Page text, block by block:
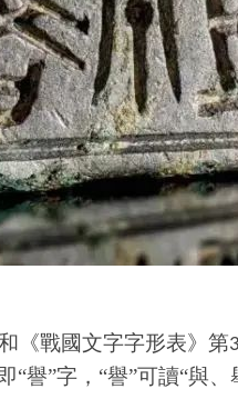
《戰國文字字形表》第
“譽”字，“譽”可讀“與